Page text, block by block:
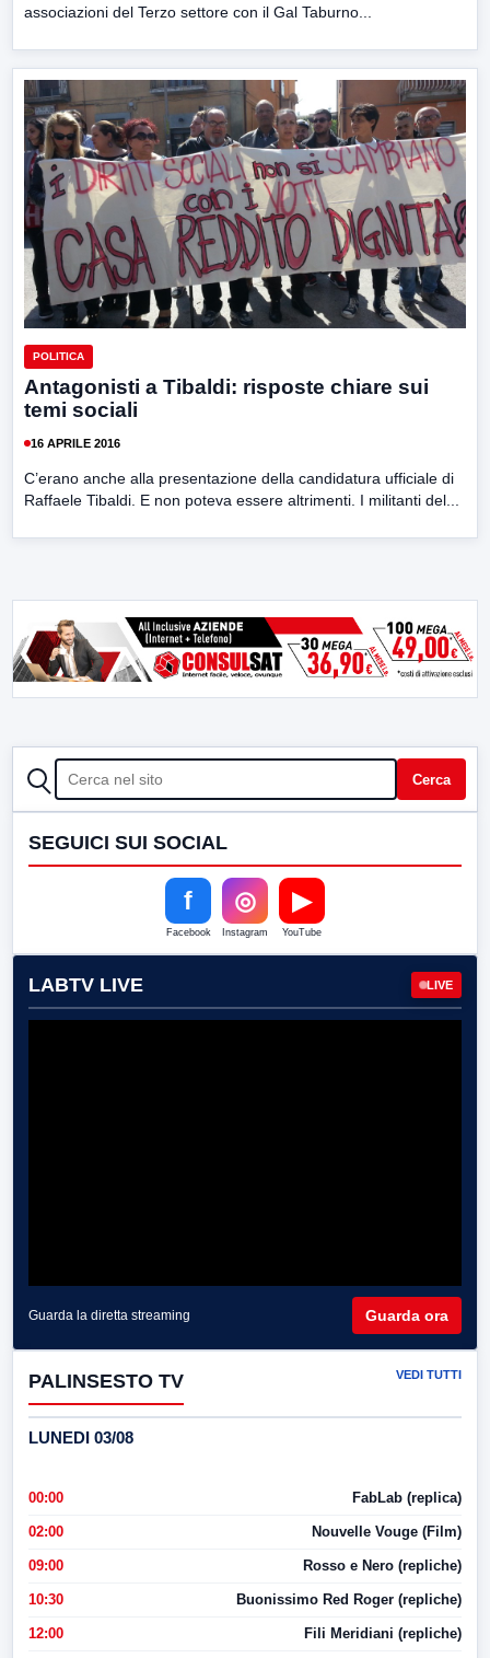
associazioni del Terzo settore con il Gal Taburno...
POLITICA
Antagonisti a Tibaldi: risposte chiare sui
temi sociali
16 APRILE 2016
C’erano anche alla presentazione della candidatura ufficiale di
Raffaele Tibaldi. E non poteva essere altrimenti. I militanti del...
CERCA Cerca
SEGUICI SUI SOCIAL
f
Facebook
◎
Instagram
▶
YouTube
LABTV LIVE LIVE
Guarda la diretta streaming Guarda ora
PALINSESTO TV VEDI TUTTI
LUNEDI 03/08
00:00 FabLab (replica)
02:00 Nouvelle Vouge (Film)
09:00 Rosso e Nero (repliche)
10:30 Buonissimo Red Roger (repliche)
12:00 Fili Meridiani (repliche)